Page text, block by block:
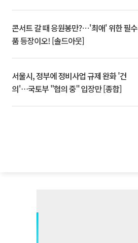
콘서트 갈 때 응원봉만?⋯'최애' 위한 필수
품 등장이오! [솔드아웃]
서울시, 정부에 정비사업 규제 완화 '건
의'⋯국토부 "협의 중" 입장만 [종합]